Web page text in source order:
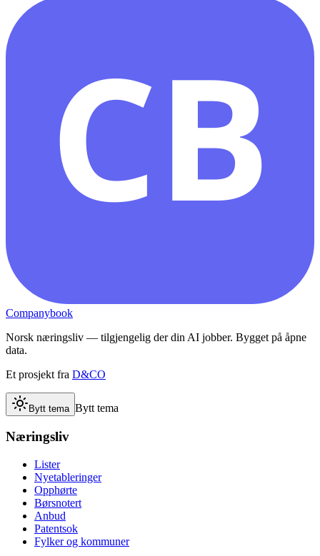
CB
Companybook
Norsk næringsliv — tilgjengelig der din AI jobber. Bygget på åpne
data.
Et prosjekt fra D&CO
Bytt tema Bytt tema
Næringsliv
Lister
Nyetableringer
Opphørte
Børsnotert
Anbud
Patentsok
Fylker og kommuner